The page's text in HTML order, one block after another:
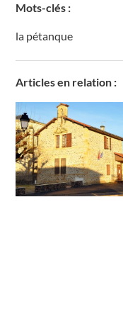
Mots-clés :
la pétanque
Articles en relation :